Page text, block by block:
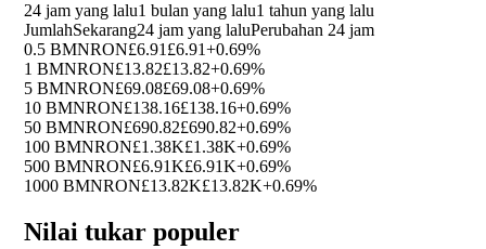
24 jam yang lalu1 bulan yang lalu1 tahun yang lalu
JumlahSekarang24 jam yang laluPerubahan 24 jam
0.5 BMNRON£6.91 £6.91+0.69%
1 BMNRON£13.82£13.82+0.69%
5 BMNRON£69.08£69.08+0.69%
10 BMNRON£138.16£138.16+0.69%
50 BMNRON£690.82£690.82+0.69%
100 BMNRON£1.38K£1.38K+0.69%
500 BMNRON£6.91K£6.91K+0.69%
1000 BMNRON£13.82K£13.82K+0.69%
Nilai tukar populer